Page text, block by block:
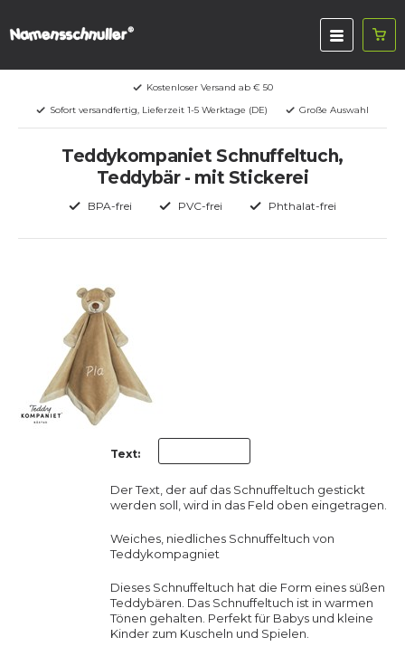
Kostenloser Versand ab € 50
Sofort versandfertig, Lieferzeit 1-5 Werktage (DE)
Große Auswahl
Teddykompaniet Schnuffeltuch,
Teddybär - mit Stickerei
BPA-frei PVC-frei Phthalat-frei
Text:
Der Text, der auf das Schnuffeltuch gestickt
werden soll, wird in das Feld oben eingetragen.
Weiches, niedliches Schnuffeltuch von
Teddykompagniet
Dieses Schnuffeltuch hat die Form eines süßen
Teddybären. Das Schnuffeltuch ist in warmen
Tönen gehalten. Perfekt für Babys und kleine
Kinder zum Kuscheln und Spielen.